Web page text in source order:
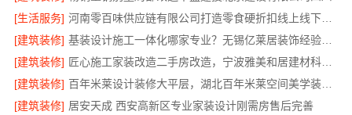
[生活服务]
河南零百味供应链有限公司打造零食硬折扣线上线下联动
[建筑装修]
基装设计施工一体化哪家专业？无锡亿莱居装饰经验丰富
[建筑装修]
匠心施工家装改造二手房改造，宁波雅美和居建材科技有限公司
[建筑装修]
百年米莱设计装修大平层，湖北百年米莱空间美学装饰材料有限公司匠心打造
[建筑装修] 居安天成 西安高新区专业家装设计刚需房售后完善